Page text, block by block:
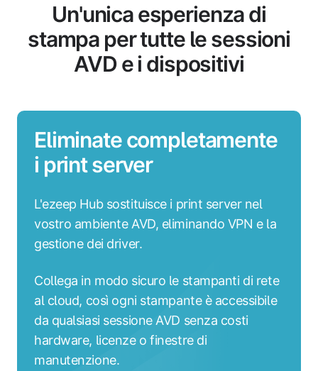
Un'unica esperienza di
stampa per tutte le sessioni
AVD e i dispositivi
Eliminate completamente
i print server
L'ezeep Hub sostituisce i print server nel
vostro ambiente AVD, eliminando VPN e la
gestione dei driver.
Collega in modo sicuro le stampanti di rete
al cloud, così ogni stampante è accessibile
da qualsiasi sessione AVD senza costi
hardware, licenze o finestre di
manutenzione.